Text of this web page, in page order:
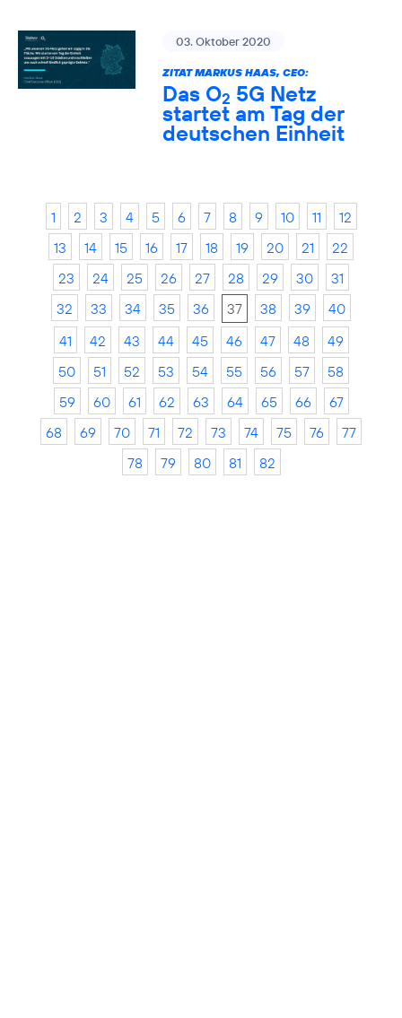
03. Oktober 2020
ZITAT MARKUS HAAS, CEO:
Das O2 5G Netz
startet am Tag der
deutschen Einheit
1 2 3 4 5 6 7 8 9 10 11
12
13
14 15 16 17 18 19 20 21
22
23
24 25 26 27 28 29 30
31
32
33 34 35 36 37 38 39
40
41
42 43 44 45 46 47 48
49
50
51 52 53 54 55 56 57
58
59
60 61 62 63 64 65 66
67
68
69 70 71 72 73 74 75 76
77
78
79 80 81 82